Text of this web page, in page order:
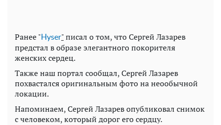
Ранее " Нyser"писал о том, что Сергей Лазарев
предстал в образе элегантного покорителя
женских сердец.
Также наш портал сообщал, Сергей Лазарев
похвастался оригинальным фото на неообычной
локации.
Напоминаем, Сергей Лазарев опубликовал снимок
с человеком, который дорог его сердцу.